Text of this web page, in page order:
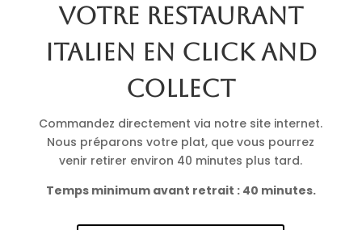
Votre restaurant
italien en click and
collect
Commandez directement via notre site internet.
Nous préparons votre plat, que vous pourrez
venir retirer environ 40 minutes plus tard.
Temps minimum avant retrait : 40 minutes.